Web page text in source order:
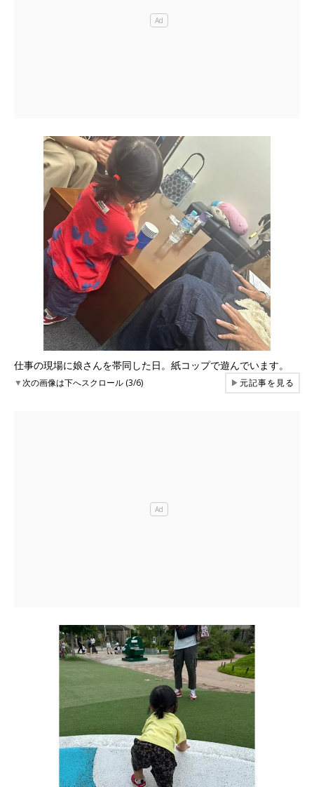
仕事の現場に娘さんを帯同した日。紙コップで遊んでいます。
▼次の画像は下へスクロール (3/6) ▶元記事を見る